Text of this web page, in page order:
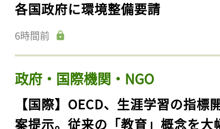
各国政府に環境整備要請
6時間前
政府・国際機関・NGO
【国際】OECD、生涯学習の指標
案提示。従来の「教育」概念を大